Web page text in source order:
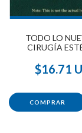
TODO LO
CIRUGÍA
$16.71